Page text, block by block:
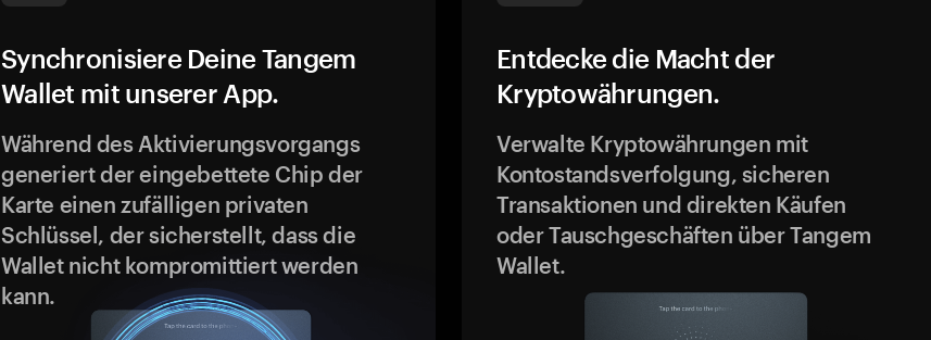
Synchronisiere Deine Tangem
Wallet mit unserer App.
Während des Aktivierungsvorgangs
generiert der eingebettete Chip der
Karte einen zufälligen privaten
Schlüssel, der sicherstellt, dass die
Wallet nicht kompromittiert werden
kann.
Entdecke die Macht der
Kryptowährungen.
Verwalte Kryptowährungen mit
Kontostandsverfolgung, sicheren
Transaktionen und direkten Käufen
oder Tauschgeschäften über Tangem
Wallet.